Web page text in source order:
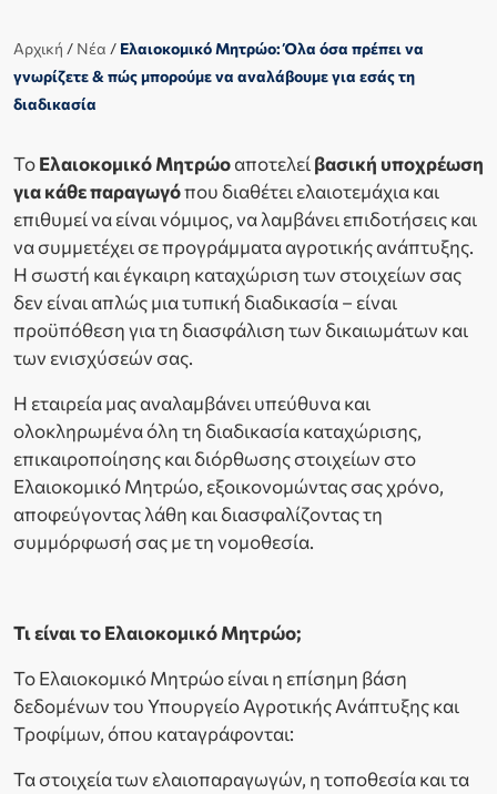
Αρχική / Νέα / Ελαιοκομικό Μητρώο: Όλα όσα πρέπει να
γνωρίζετε & πώς μπορούμε να αναλάβουμε για εσάς τη
διαδικασία
ΤοΕλαιοκομικό Μητρώοαποτελεί βασική υποχρέωση
για κάθε παραγωγόπου διαθέτει ελαιοτεμάχια και
επιθυμεί να είναι νόμιμος, να λαμβάνει επιδοτήσεις και
να συμμετέχει σε προγράμματα αγροτικής ανάπτυξης.
Η σωστή και έγκαιρη καταχώριση των στοιχείων σας
δεν είναι απλώς μια τυπική διαδικασία – είναι
προϋπόθεση για τη διασφάλιση των δικαιωμάτων και
των ενισχύσεών σας.
Η εταιρεία μας αναλαμβάνει υπεύθυνα και
ολοκληρωμένα όλη τη διαδικασία καταχώρισης,
επικαιροποίησης και διόρθωσης στοιχείων στο
Ελαιοκομικό Μητρώο, εξοικονομώντας σας χρόνο,
αποφεύγοντας λάθη και διασφαλίζοντας τη
συμμόρφωσή σας με τη νομοθεσία.
Τι είναι το Ελαιοκομικό Μητρώο;
Το Ελαιοκομικό Μητρώο είναι η επίσημη βάση
δεδομένων του Υπουργείο Αγροτικής Ανάπτυξης και
Τροφίμων, όπου καταγράφονται:
Τα στοιχεία των ελαιοπαραγωγών, η τοποθεσία και τα